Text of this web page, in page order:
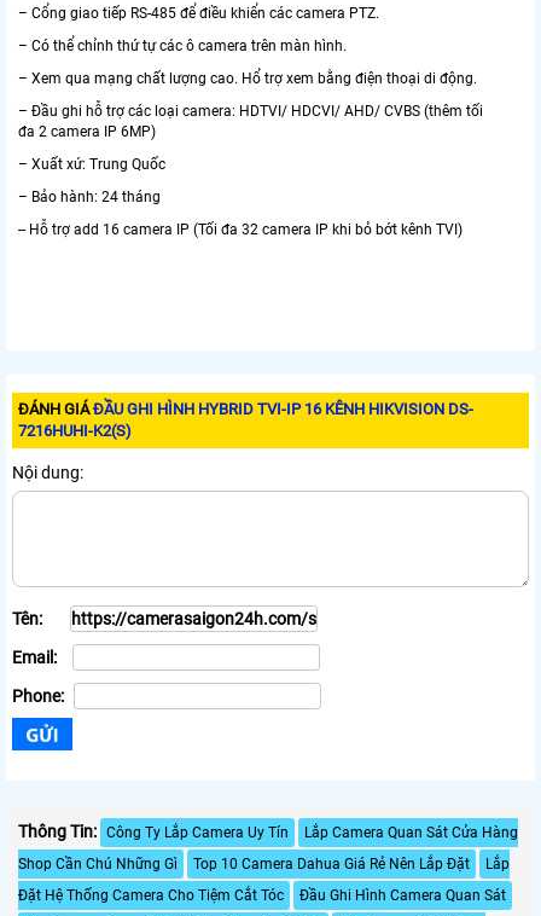
– Cổng giao tiếp RS-485 để điều khiển các camera PTZ.
– Có thể chỉnh thứ tự các ô camera trên màn hình.
– Xem qua mạng chất lượng cao. Hổ trợ xem bằng điện thoại di động.
– Đầu ghi hỗ trợ các loại camera: HDTVI/ HDCVI/ AHD/ CVBS (thêm tối
đa 2 camera IP 6MP)
– Xuất xứ: Trung Quốc
– Bảo hành: 24 tháng
-- Hỗ trợ add 16 camera IP (Tối đa 32 camera IP khi bỏ bớt kênh TVI)
ĐÁNH GIÁĐẦU GHI HÌNH HYBRID TVI-IP 16 KÊNH HIKVISION DS-
7216HUHI-K2(S)
Nội dung:
Tên:
Email:
Phone:
Thông Tin: Công Ty Lắp Camera Uy Tín
Lắp Camera Quan Sát Cửa Hàng
Shop Cần Chú Những Gì
Top 10 Camera Dahua Giá Rẻ Nên Lắp Đặt
Lắp
Đặt Hệ Thống Camera Cho Tiệm Cắt Tóc
Đầu Ghi Hình Camera Quan Sát